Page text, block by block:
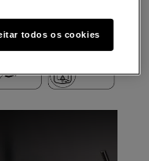
todos os cookies